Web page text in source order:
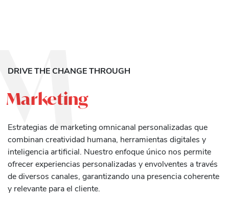
DRIVE THE CHANGE THROUGH
Marketing
Estrategias de marketing omnicanal personalizadas que
combinan creatividad humana, herramientas digitales y
inteligencia artificial. Nuestro enfoque único nos permite
ofrecer experiencias personalizadas y envolventes a través
de diversos canales, garantizando una presencia coherente
y relevante para el cliente.